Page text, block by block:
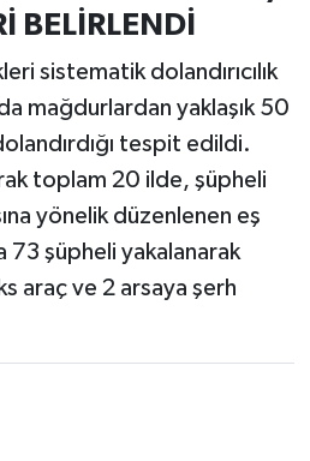
BELİRLENDİ
sistematik dolandırıcılık
mağdurlardan yaklaşık 50
tespit edildi.
toplam 20 ilde, şüpheli
yönelik düzenlenen eş
73 şüpheli yakalanarak
araç ve 2 arsaya şerh